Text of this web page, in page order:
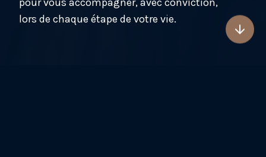
lors de chaque étape de votre vie.